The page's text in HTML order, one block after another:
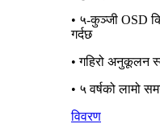
• ५-कुञ्जी OSD
गर्दछ
• गहिरो अनुकूलन
• ५ वर्षको लामो
विवरण